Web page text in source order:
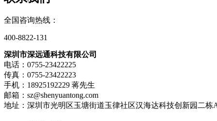
全国咨询热线：
400-8822-131
深圳市深远通科技有限公司
电话： 0755-23422225
传真： 0755-23422223
手机： 18925192229 蒋先生
邮箱： sz@shenyuantong.com
地址： 深圳市光明区玉塘街道玉律社区汉海达科技创新园二栋